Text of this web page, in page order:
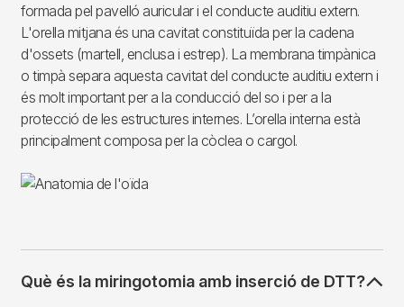
formada pel pavelló auricular i el conducte auditiu extern.
L'orella mitjana és una cavitat constituïda per la cadena
d'ossets (martell, enclusa i estrep). La membrana timpànica
o timpà separa aquesta cavitat del conducte auditiu extern i
és molt important per a la conducció del so i per a la
protecció de les estructures internes. L’orella interna està
principalment composa per la còclea o cargol.
Què és la miringotomia amb inserció de DTT?